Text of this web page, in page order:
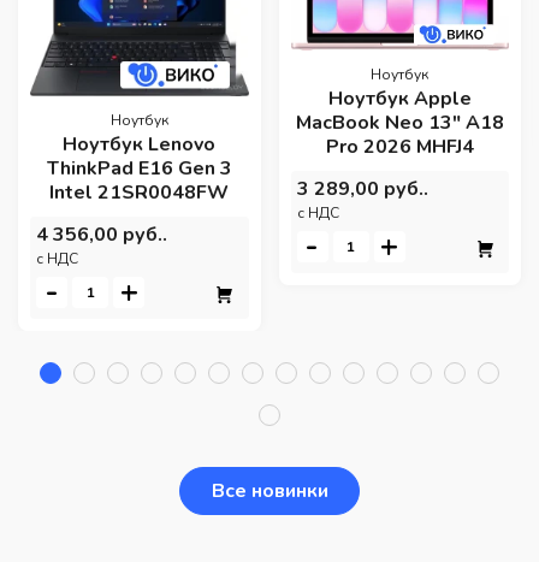
Ноутбук
Ноутбук Lenovo
ThinkPad E16 Gen 3
Intel 21SR0048FW
4 356,00 руб..
c НДС
- +
Ноутбук
Ноутбук Apple
MacBook Neo 13" A18
Pro 2026 MHFJ4
3 289,00 руб..
c НДС
- +
Все новинки